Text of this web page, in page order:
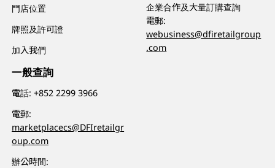
門店位置
牌照及許可證
加入我們
一般查詢
電話:+852 2299 3966
電郵:
marketplacecs@DFIretailgr
oup.com
辦公時間:
企業合作及大量訂購查詢
電郵:
webusiness@dfiretailgroup
.com